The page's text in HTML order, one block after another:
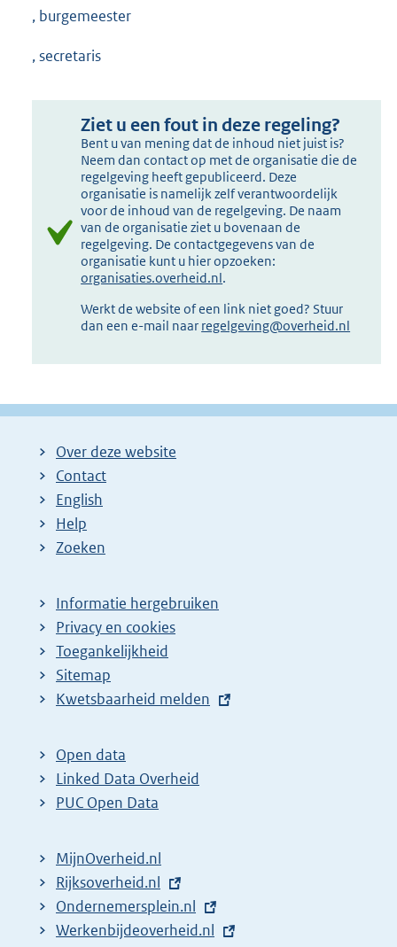
, burgemeester
, secretaris
Ziet u een fout in deze regeling?
Bent u van mening dat de inhoud niet juist is?
Neem dan contact op met de organisatie die de
regelgeving heeft gepubliceerd. Deze
organisatie is namelijk zelf verantwoordelijk
voor de inhoud van de regelgeving. De naam
van de organisatie ziet u bovenaan de
regelgeving. De contactgegevens van de
organisatie kunt u hier opzoeken:
organisaties.overheid.nl.
Werkt de website of een link niet goed? Stuur
dan een e-mail naar regelgeving@overheid.nl
Over deze website
Contact
English
Help
Zoeken
Informatie hergebruiken
Privacy en cookies
Toegankelijkheid
Sitemap
E
t
e
r
l
i
n
k
Kwetsbaarheid melden
Open data
Linked Data Overheid
PUC Open Data
MijnOverheid.nl
E
x
t
Rijksoverheid.nl
E
x
Ondernemersplein.nl
E
Werkenbijdeoverheid.nl